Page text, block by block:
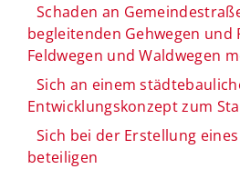
Schaden an
begleitenden Gehwegen und
Feldwegen und Waldwegen
Sich an einem
Entwicklungskonzept zum
Sich bei der Erstellung
beteiligen